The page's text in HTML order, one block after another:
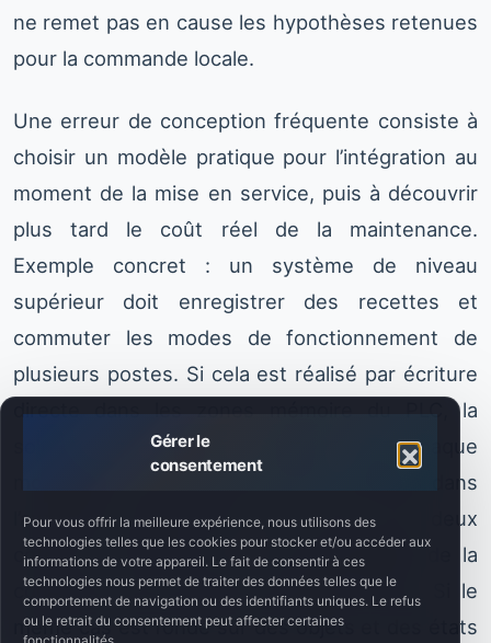
Gérer le
consentement
Pour vous offrir la meilleure expérience, nous utilisons des
technologies telles que les cookies pour stocker et/ou accéder aux
informations de votre appareil. Le fait de consentir à ces
technologies nous permet de traiter des données telles que le
comportement de navigation ou des identifiants uniques. Le refus
ou le retrait du consentement peut affecter certaines
ne remet pas en cause les hypothèses retenues
pour la commande locale.
Une erreur de conception fréquente consiste à
choisir un modèle pratique pour l’intégration au
moment de la mise en service, puis à découvrir
plus tard le coût réel de la maintenance.
Exemple concret : un système de niveau
supérieur doit enregistrer des recettes et
commuter les modes de fonctionnement de
plusieurs postes. Si cela est réalisé par écriture
directe dans les zones mémoire du PLC, la
solution sera rapide au départ, mais chaque
modification de la structure des données dans
l’automate déclenchera des tests des deux
côtés de l’interface, et la responsabilité de la
cohérence des recettes deviendra floue. Si le
même cas est fondé sur des objets et des états